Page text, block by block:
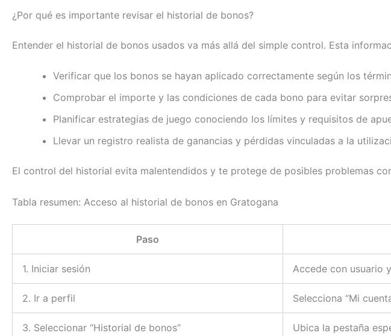
¿Por qué es importante revisar el historial de bonos?
Entender el historial de bonos usados va más allá del simple control. Esta
Verificar que los bonos se hayan aplicado correctamente según los
Comprobar el importe y las condiciones de cada bono para evitar
Planificar estrategias de juego conociendo los límites y requisitos de
Llevar un registro realista de ganancias y pérdidas vinculadas a la
El control del historial evita malentendidos y te protege de posibles problemas
Tabla resumen: Acceso al historial de bonos en Gratogana
Paso
1. Iniciar sesión Accede con usuario
2. Ir a perfil Selecciona “Mi
3. Seleccionar “Historial de bonos” Ubica la pestaña